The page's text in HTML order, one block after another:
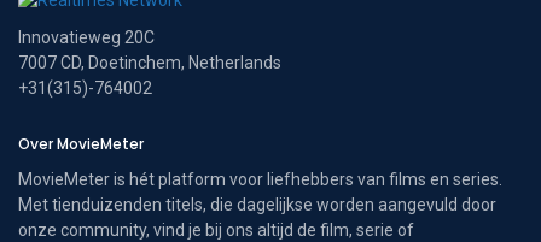
Innovatieweg 20C
7007 CD, Doetinchem, Netherlands
+31(315)-764002
Over MovieMeter
MovieMeter is hét platform voor liefhebbers van films en series.
Met tienduizenden titels, die dagelijkse worden aangevuld door
onze community, vind je bij ons altijd de film, serie of